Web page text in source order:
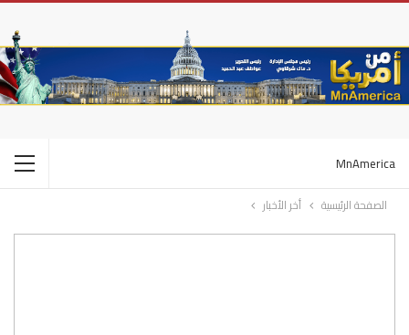
MnAmerica
الصفحة الرئيسية أخر الأخبار